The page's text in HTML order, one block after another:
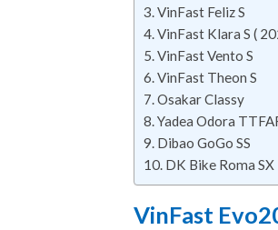
VinFast Feliz S
VinFast Klara S (
VinFast Vento S
VinFast Theon S
Osakar Classy
Yadea Odora
Dibao GoGo SS
DK Bike Roma SX
VinFast